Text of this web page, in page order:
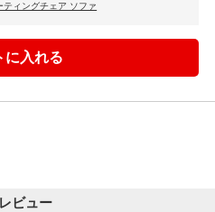
ティングチェア ソファ
ビュー